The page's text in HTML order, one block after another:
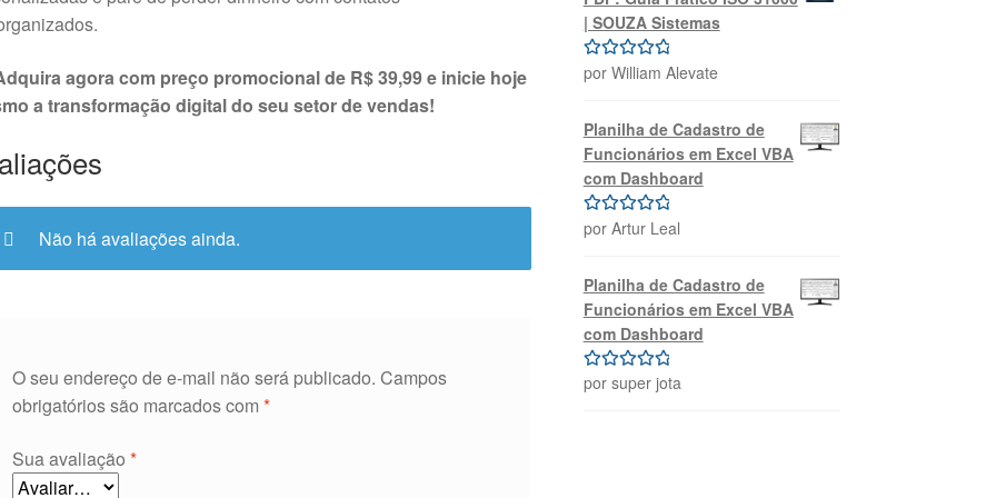
agora com preço promocional de R$ 39,99 e inicie hoje
a transformação digital do seu setor de vendas!
Não há avaliações ainda.
O seu endereço de e-mail não será publicado. Campos
obrigatórios são marcados com*
Sua avaliação*
| SOUZA Sistemas
Avaliação5
por William Alevate
Planilha de Cadastro de
Funcionários em Excel VBA
com Dashboard
Avaliação 5
por Artur Leal
Planilha de Cadastro de
Funcionários em Excel VBA
com Dashboard
Avaliação5
por super jota